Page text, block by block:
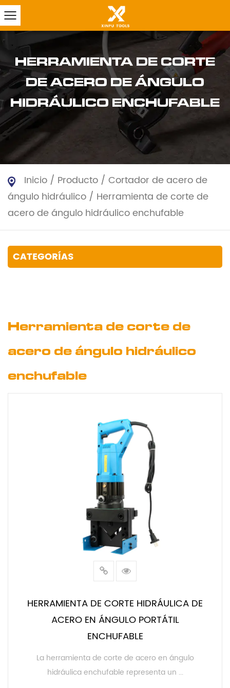
HERRAMIENTA DE CORTE
DE ACERO DE ÁNGULO
HIDRÁULICO ENCHUFABLE
Inicio / Producto / Cortador de acero de
ángulo hidráulico / Herramienta de corte de
acero de ángulo hidráulico enchufable
CATEGORÍAS
Herramienta de corte de
acero de ángulo hidráulico
enchufable
HERRAMIENTA DE CORTE HIDRÁULICA DE
ACERO EN ÁNGULO PORTÁTIL
ENCHUFABLE
La herramienta de corte de acero en ángulo
hidráulica enchufable representa un ...